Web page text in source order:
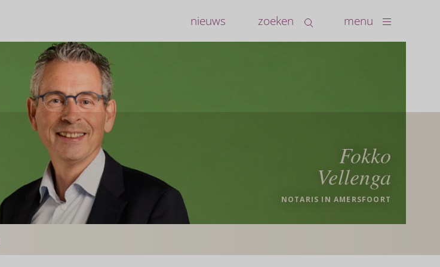
nieuws zoeken menu
Fokko
Vellenga
NOTARIS IN AMERSFOORT